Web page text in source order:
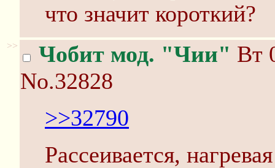
что значит короткий?
>> Чобит мод. "Чии" Вт
No.32828
>>32790
Рассеивается,